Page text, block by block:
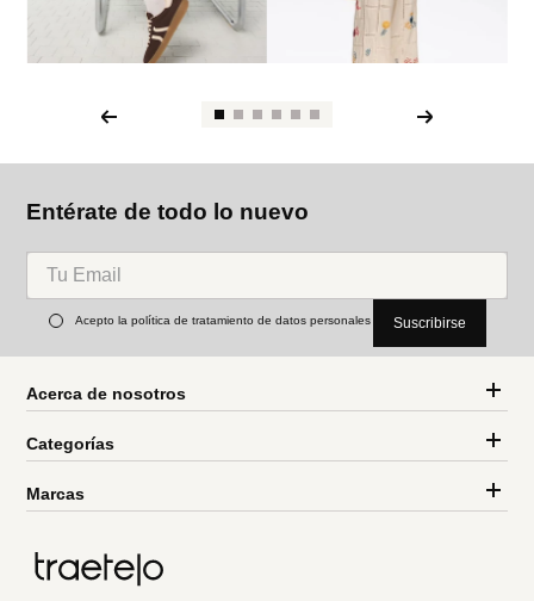
Entérate de todo lo nuevo
Acepto la política de tratamiento de datos personales Suscribirse
Acerca de nosotros
Categorías
Marcas